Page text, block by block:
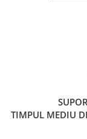
TIMPUL MEDIU